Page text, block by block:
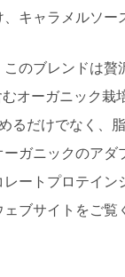
キャラメルソー
のブレンドは
オーガニック栽
るだけでなく、
ガニックのアダ
ートプロテイ
ブサイトをご覧